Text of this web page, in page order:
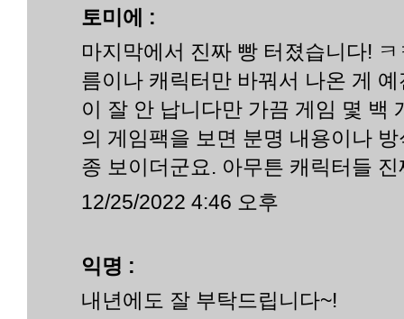
토미에 :
마지막에서 진짜 빵 터졌습니다!
름이나 캐릭터만 바꿔서 나온 게
이 잘 안 납니다만 가끔 게임 몇 백
의 게임팩을 보면 분명 내용이나
종 보이더군요. 아무튼 캐릭터들
12/25/2022 4:46 오후
익명 :
내년에도 잘 부탁드립니다~!